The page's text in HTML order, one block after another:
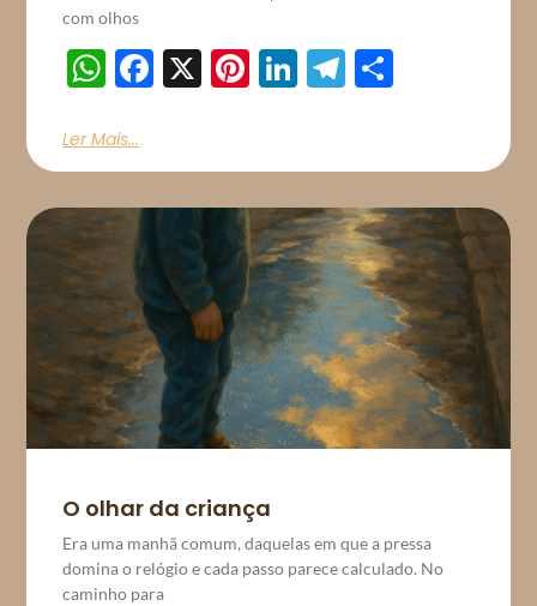
com olhos
WhatsApp
Facebook
X Pinterest
LinkedIn
Telegram
Ler Mais...
O olhar da criança
Era uma manhã comum, daquelas em que a pressa
domina o relógio e cada passo parece calculado. No
caminho para